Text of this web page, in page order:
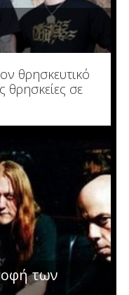
θρησκευτικό
θρησκείες σε
των